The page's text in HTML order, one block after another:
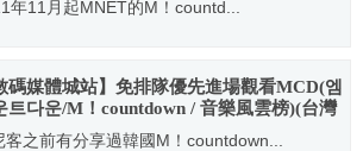
年11月起MNET的M！countd...
碼媒體城站】免排隊優先進場觀看MCD(엠
트다운/M！countdown / 音樂風雲榜)(台灣
可以申請VIP卷)
客之前有分享過韓國M！countdown...